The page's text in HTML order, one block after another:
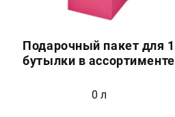
Подарочный пакет для 1
бутылки в ассортименте
0 л